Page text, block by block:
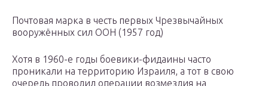
Почтовая марка в честь первых Чрезвычайных
вооружённых сил ООН (1957 год)
Хотя в 1960-е годы боевики-фидаины часто
проникали на территорию Израиля, а тот в свою
очередь проводил операции возмездия на